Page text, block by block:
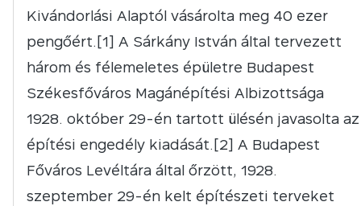
Kivándorlási Alaptól vásárolta meg 40 ezer
pengőért.[1] A Sárkány István által tervezett
három és félemeletes épületre Budapest
Székesfőváros Magánépítési Albizottsága
1928. október 29-én tartott ülésén javasolta az
építési engedély kiadását.[2] A Budapest
Főváros Levéltára által őrzött, 1928.
szeptember 29-én kelt építészeti terveket